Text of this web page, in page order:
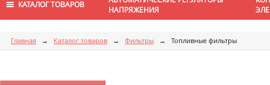
КАТАЛОГ ТОВАРОВ
НАПРЯЖЕНИЯ
Главная → Каталог товаров → Фильтры → Топливные фильтры